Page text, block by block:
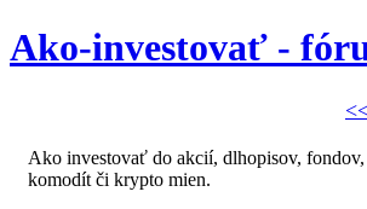
Ako-investovať -
Ako investovať do akcií, dlhopisov,
komodít či krypto mien.